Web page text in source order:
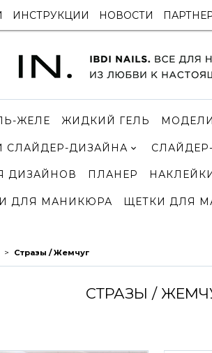
ИНСТРУКЦИИ НОВОСТИ
ЖЕЛЕ ЖИДКИЙ ГЕЛЬ
СЛАЙДЕР-ДИЗАЙНА
ДИЗАЙНОВ ПЛАНЕР
ДЛЯ МАНИКЮРА ЩЕТКИ ДЛЯ
Стразы / Жемчуг
СТРАЗЫ /